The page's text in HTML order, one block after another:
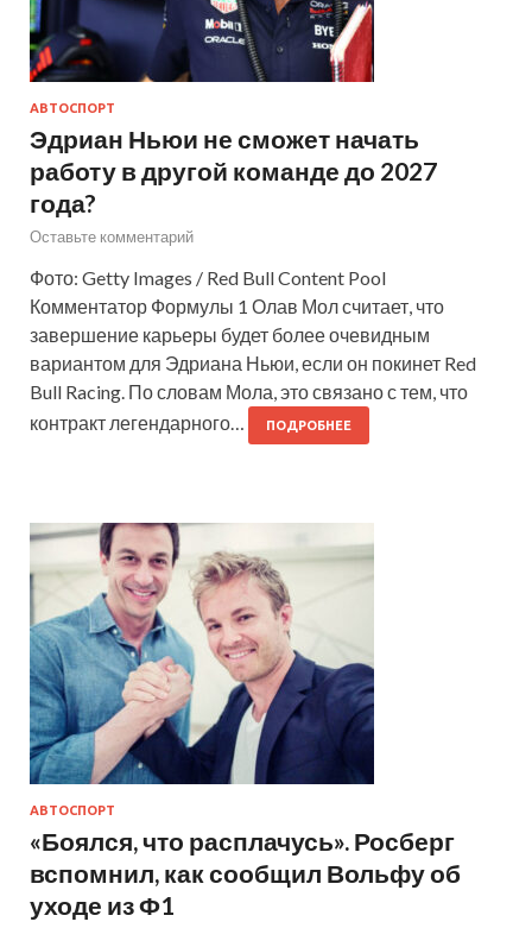
АВТОСПОРТ
Эдриан Ньюи не сможет начать
работу в другой команде до 2027
года?
Оставьте комментарий
Фото: Getty Images / Red Bull Content Pool
Комментатор Формулы 1 Олав Мол считает, что
завершение карьеры будет более очевидным
вариантом для Эдриана Ньюи, если он покинет Red
Bull Racing. По словам Мола, это связано с тем, что
контракт легендарного…
ПОДРОБНЕЕ
АВТОСПОРТ
«Боялся, что расплачусь». Росберг
вспомнил, как сообщил Вольфу об
уходе из Ф1